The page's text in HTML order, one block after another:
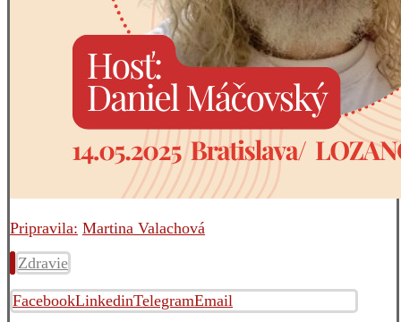
Pripravila: Martina Valachová
Zdravie
FacebookLinkedinTelegramEmail